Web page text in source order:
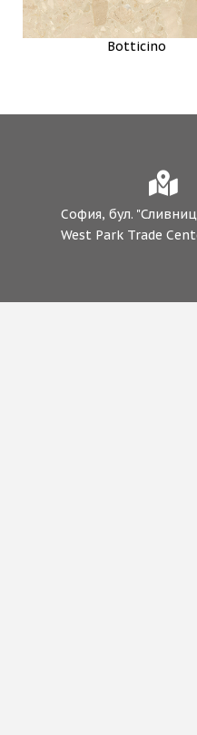
Botticino
София, бул.
West Park Trade